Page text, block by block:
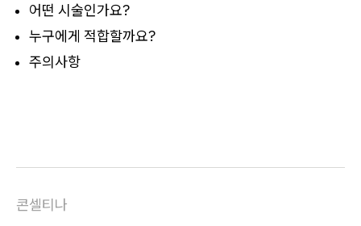
​어떤 시술인가요?
누구에게 적합할까요?
주의사항
콘셀티나